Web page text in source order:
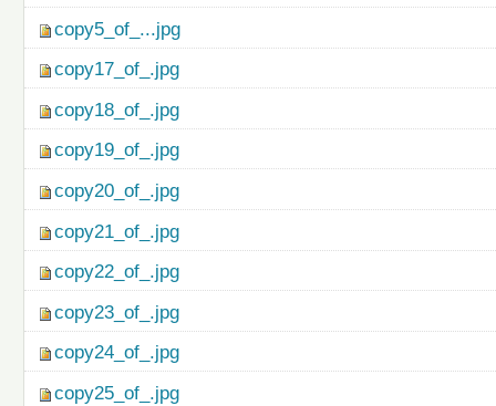
copy5_of_...jpg
copy17_of_.jpg
copy18_of_.jpg
copy19_of_.jpg
copy20_of_.jpg
copy21_of_.jpg
copy22_of_.jpg
copy23_of_.jpg
copy24_of_.jpg
copy25_of_.jpg